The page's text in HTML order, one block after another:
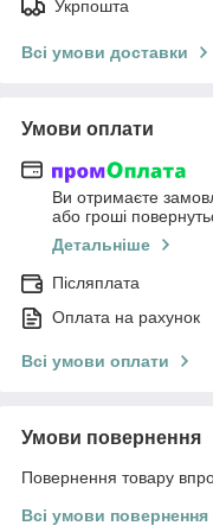
Укрпошта
Всі умови доставки
Умови оплати
Ви отримаєте
або гроші
Детальніше
Післяплата
Оплата на рахунок
Всі умови оплати
Умови повернення
Повернення товару
Всі умови повернення